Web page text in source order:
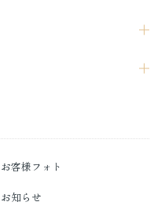
お客様フォト
お知らせ